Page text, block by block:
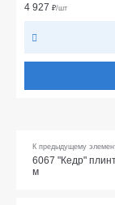
4 927 ₽/шт
К предыдущему
6067 "Кедр"
м